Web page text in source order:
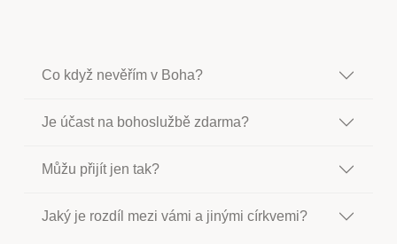
Co když nevěřím v Boha?
Je účast na bohoslužbě zdarma?
Můžu přijít jen tak?
Jaký je rozdíl mezi vámi a jinými církvemi?